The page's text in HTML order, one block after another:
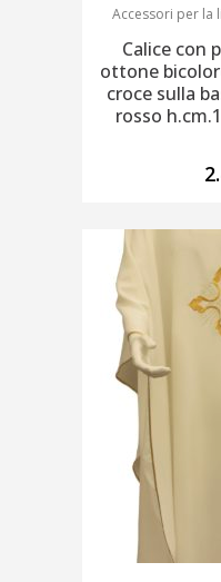
Accessori per la
Calice con
ottone
croce sulla
rosso